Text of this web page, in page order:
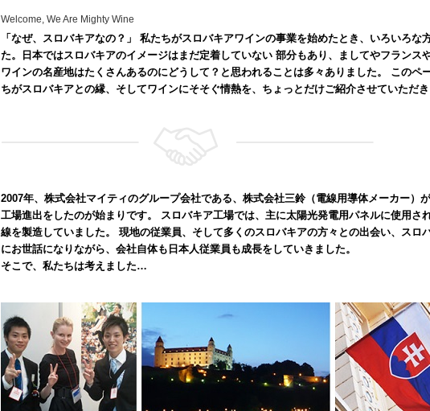
Welcome, We Are Mighty Wine
「なぜ、スロバキアなの？」 私たちがスロバキアワインの事業を始めたとき、いろいろな
た。日本ではスロバキアのイメージはまだ定着していない 部分もあり、ましてやフランス
ワインの名産地はたくさんあるのにどうして？と思われることは多々ありました。 このペ
ちがスロバキアとの縁、そしてワインにそそぐ情熱を、ちょっとだけご紹介させていただ
2007年、株式会社マイティのグループ会社である、株式会社三鈴（電線用導体メーカー）
工場進出をしたのが始まりです。 スロバキア工場では、主に太陽光発電用パネルに使用さ
線を製造していました。 現地の従業員、そして多くのスロバキアの方々との出会い、スロ
にお世話になりながら、会社自体も日本人従業員も成長をしていきました。
そこで、私たちは考えました…